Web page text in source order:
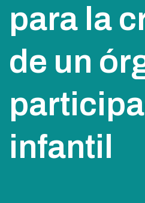
para la
de un
infantil